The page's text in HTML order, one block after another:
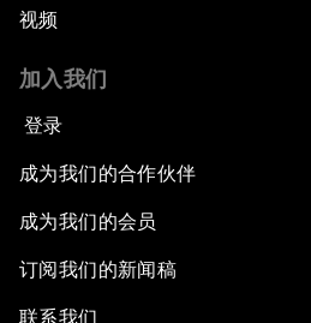
视频
加入我们
登录
成为我们的合作伙伴
成为我们的会员
订阅我们的新闻稿
联系我们